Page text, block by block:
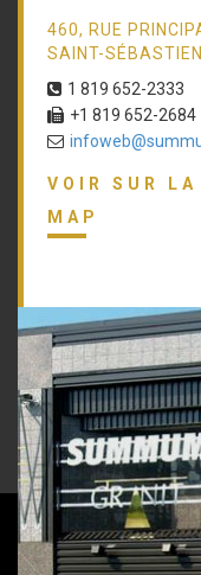
460, RUE
SAINT-
1 819 652-2333
+1 819 652-2684
VOIR SUR LA
MAP